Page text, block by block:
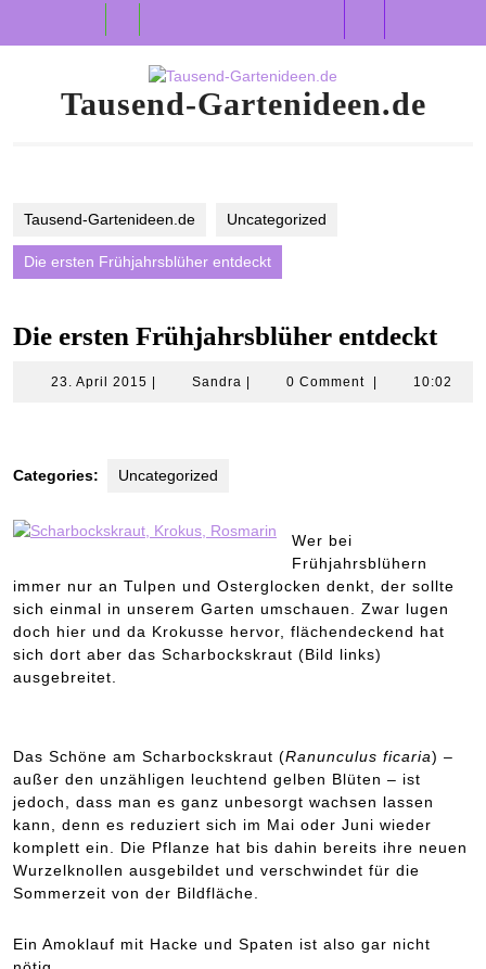
Open
Button
Tausend-Gartenideen.de
Tausend-Gartenideen.de Uncategorized
Die ersten Frühjahrsblüher entdeckt
Die ersten Frühjahrsblüher entdeckt
23. April 2015 23.
| Sandra Sandra
| 0 Comment | 10:02
Categories: Uncategorized
Wer bei
Frühjahrsblühern
immer nur an Tulpen und Osterglocken denkt, der sollte
sich einmal in unserem Garten umschauen. Zwar lugen
doch hier und da Krokusse hervor, flächendeckend hat
sich dort aber das Scharbockskraut (Bild links)
ausgebreitet.
Das Schöne am Scharbockskraut (Ranunculus ficaria) –
außer den unzähligen leuchtend gelben Blüten – ist
jedoch, dass man es ganz unbesorgt wachsen lassen
kann, denn es reduziert sich im Mai oder Juni wieder
komplett ein. Die Pflanze hat bis dahin bereits ihre neuen
Wurzelknollen ausgebildet und verschwindet für die
Sommerzeit von der Bildfläche.
Ein Amoklauf mit Hacke und Spaten ist also gar nicht